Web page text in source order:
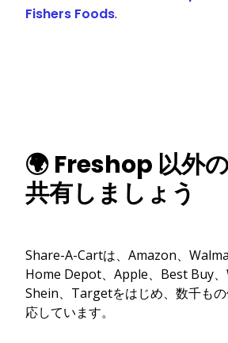
Fishers Foods.
🌍 Freshop 以外
共有しましょう
Share-A-Cartは、Amazon、
Home Depot、Apple、Best Buy、
Shein、Targetをはじめ、数千も
応しています。